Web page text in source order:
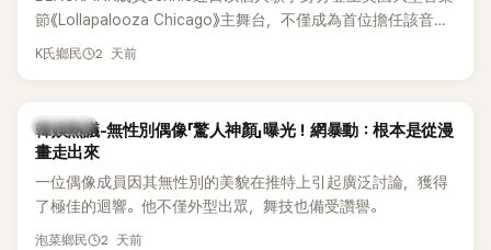
節《Lollapalooza Chicago》主舞台，不僅成為首位擔任該音樂
節Headliner（壓軸主秀）的K-POP女SOLO歌手，寫下全新紀
形容整場演出「就像一場豪華KTV」。
K氏鄉民 2 天前
熱議討論
韓娛熱議-無性別偶像「驚人神顏」曝光！網暴動：根本是從漫
畫走出來
一位偶像成員因其無性別的美貌在推特上引起廣泛討論，獲得
了極佳的迴響。他不僅外型出眾，舞技也備受讚譽。
泡菜鄉民 2 天前